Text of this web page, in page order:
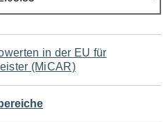
in der EU für
(MiCAR)